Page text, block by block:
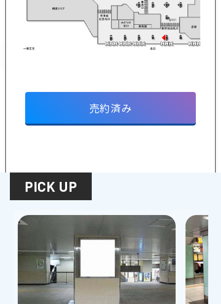
新幹線広告
車内
駅広
ネージ
駅看
売約済み
PICK UP